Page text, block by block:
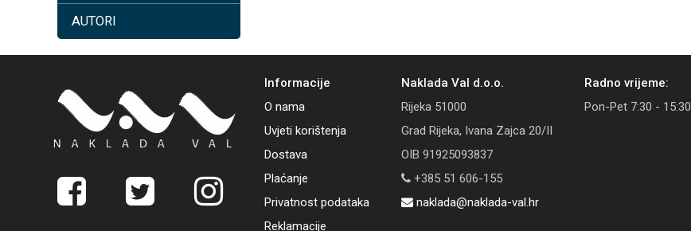
AUTORI
Informacije
O nama
Uvjeti korištenja
Dostava
Plaćanje
Privatnost podataka
Reklamacije
Naklada Val d.o.o.
Rijeka 51000
Grad Rijeka, Ivana Zajca 20/II
OIB 91925093837
+385 51 606-155
naklada@naklada-val.hr
Radno vrijeme:
Pon-Pet 7:30 - 15:30